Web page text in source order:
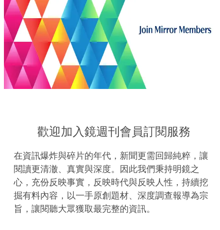
歡迎加入鏡週刊會員訂閱服務
在資訊爆炸與碎片的年代，新聞更需回歸純粹，讓
閱讀更清澈、真實與深度。因此我們秉持明鏡之
心，充份反映事實，反映時代與反映人性，持續挖
掘有料內容，以一手原創題材、深度調查報導為宗
旨，讓閱聽大眾獲取最完整的資訊。